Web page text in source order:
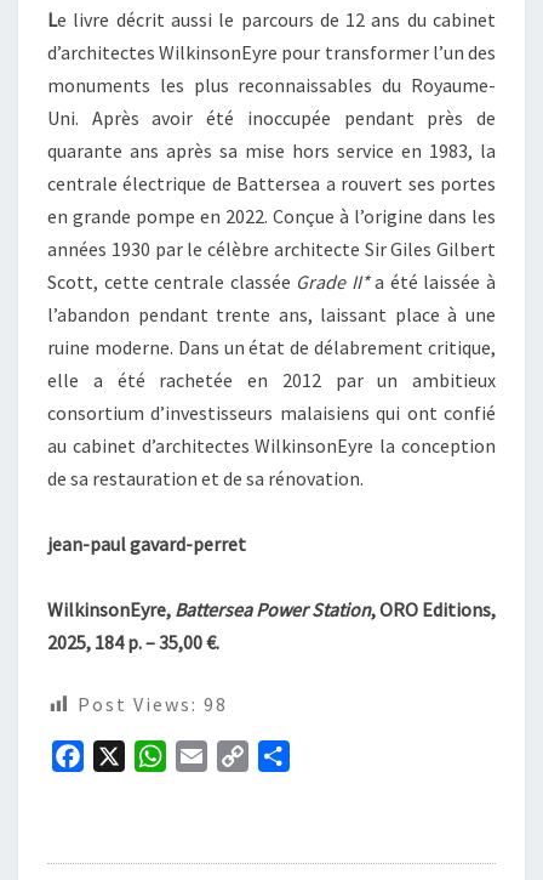
Le livre décrit aussi le parcours de 12 ans du cabinet
d’architectes WilkinsonEyre pour transformer l’un des
monuments les plus reconnaissables du Royaume-
Uni. Après avoir été inoccupée pendant près de
quarante ans après sa mise hors service en 1983, la
centrale électrique de Battersea a rouvert ses portes
en grande pompe en 2022. Conçue à l’origine dans les
années 1930 par le célèbre architecte Sir Giles Gilbert
Scott, cette centrale classée Grade II*a été laissée à
l’abandon pendant trente ans, laissant place à une
ruine moderne. Dans un état de délabrement critique,
elle a été rachetée en 2012 par un ambitieux
consortium d’investisseurs malaisiens qui ont confié
au cabinet d’architectes WilkinsonEyre la conception
de sa restauration et de sa rénovation.
jean-paul gavard-perret
WilkinsonEyre, Battersea Power Station, ORO Editions,
2025, 184 p. – 35,00 €.
Post Views: 98
W